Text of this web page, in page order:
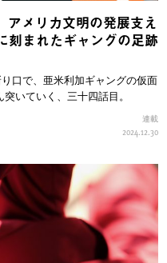
アメリカ文明の発展支え
刻まれたギャングの足跡
口で、亜米利加ギャングの仮面
いていく、三十四話目。
連載
2024.12.30